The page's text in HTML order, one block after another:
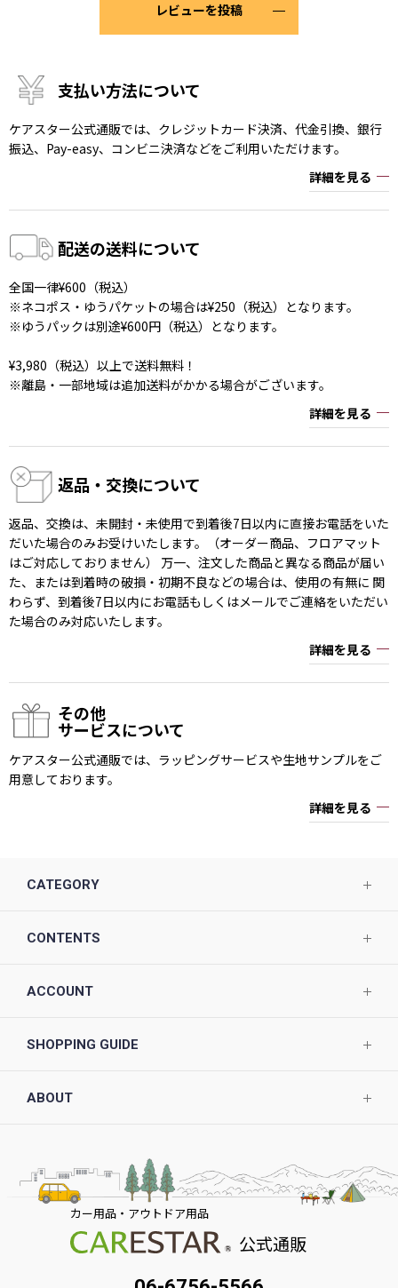
レビューを投稿
支払い方法について
ケアスター公式通販では、クレジットカード決済、代金引換、銀行
振込、Pay-easy、コンビニ決済などをご利用いただけます。
詳細を見る
配送の送料について
全国一律¥600（税込）
※ネコポス・ゆうパケットの場合は¥250（税込）となります。
※ゆうパックは別途¥600円（税込）となります。
¥3,980（税込）以上で送料無料！
※離島・一部地域は追加送料がかかる場合がございます。
詳細を見る
返品・交換について
返品、交換は、未開封・未使用で到着後7日以内に直接お電話をいた
だいた場合のみお受けいたします。（オーダー商品、フロアマット
はご対応しておりません） 万一、注文した商品と異なる商品が届い
た、または到着時の破損・初期不良などの場合は、使用の有無に 関
わらず、到着後7日以内にお電話もしくはメールでご連絡をいただい
た場合のみ対応いたします。
詳細を見る
その他
サービスについて
ケアスター公式通販では、ラッピングサービスや生地サンプルをご
用意しております。
詳細を見る
CATEGORY
CONTENTS
ACCOUNT
SHOPPING GUIDE
ABOUT
カー用品・アウトドア用品
公式通販